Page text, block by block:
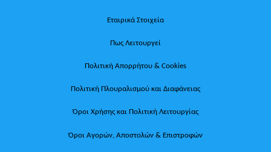
Εταιρικά Στοιχεία
Πως Λειτουργεί
Πολιτική Απορρήτου & Cookies
Πολιτική Πλουραλισμού και Διαφάνειας
Όροι Χρήσης και Πολιτική Λειτουργίας
Όροι Αγορών, Αποστολών & Επιστροφών